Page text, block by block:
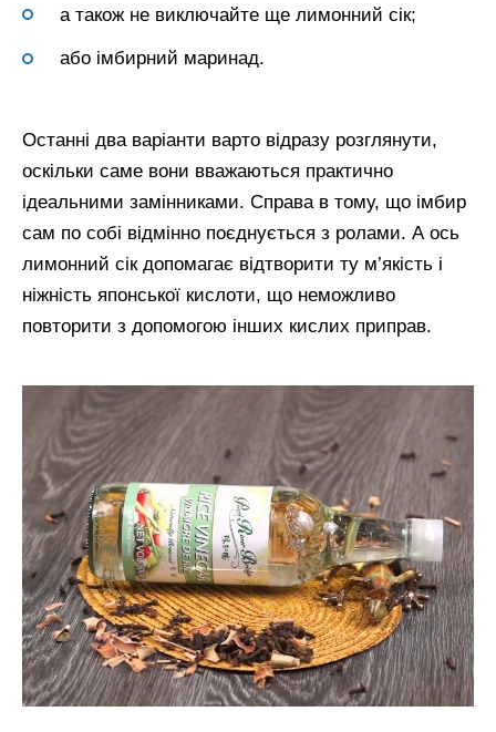
а також не виключайте ще лимонний сік;
або імбирний маринад.
Останні два варіанти варто відразу розглянути,
оскільки саме вони вважаються практично
ідеальними замінниками. Справа в тому, що імбир
сам по собі відмінно поєднується з ролами. А ось
лимонний сік допомагає відтворити ту м’якість і
ніжність японської кислоти, що неможливо
повторити з допомогою інших кислих приправ.